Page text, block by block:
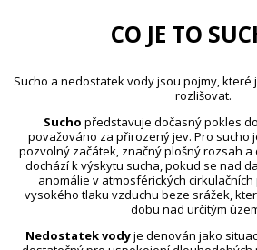
CO JE TO
Sucho a nedostatek vody jsou pojmy,
rozlišovat.
Sucho představuje dočasný pokles
považováno za přirozený jev. Pro sucho
pozvolný začátek, značný plošný rozsah
dochází k výskytu sucha, pokud se nad
anomálie v atmosférických
vysokého tlaku vzduchu beze srážek,
dobu nad určitým
Nedostatek vodyje definován jako